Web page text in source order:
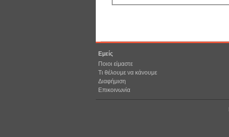
Εμείς
Ποιοι είμαστε
Τι θέλουμε να κάνουμε
Διαφήμιση
Επικοινωνία